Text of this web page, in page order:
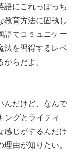
語にこれっぽっち
教育方法に固執し
語でコミュニケー
法を習得するレベ
らだよ。
んだけど、なんで
ングとライティ
感じがするんだけ
由が知りたい。